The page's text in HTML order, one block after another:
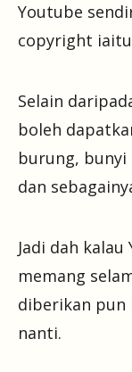
Youtube
copyright
Selain
boleh
burung,
dan
Jadi dah
memang
diberikan pun
nanti.